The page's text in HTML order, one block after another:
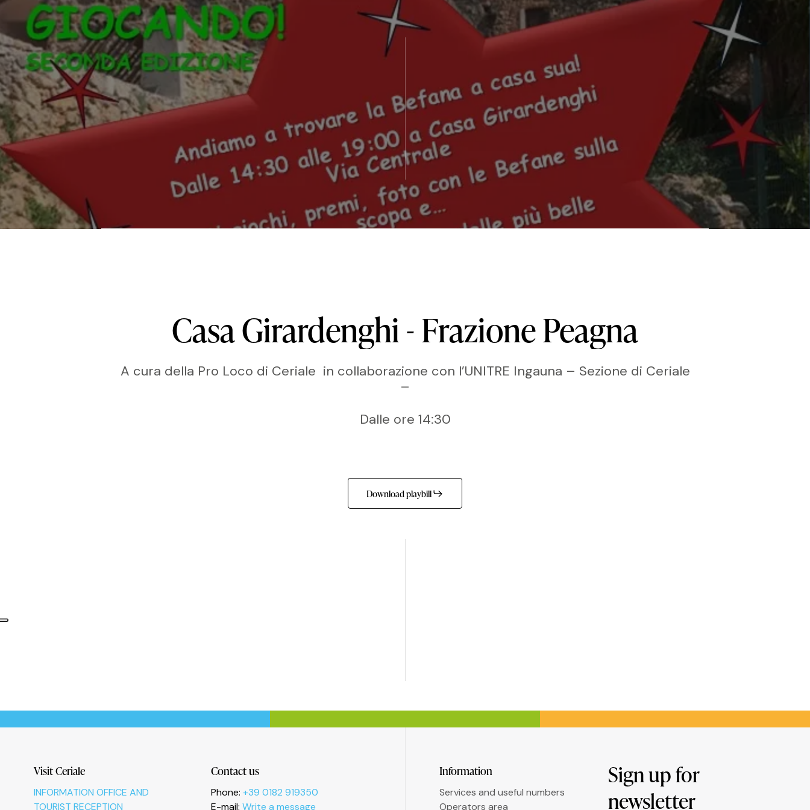
CasaGirardenghi-FrazionePeagna
A cura della Pro Loco di Ceriale in collaborazione con l’UNITRE Ingauna – Sezione di Ceriale
–
Dalle ore 14:30
Download playbill
Visit Ceriale
INFORMATION OFFICE AND
TOURIST RECEPTION
Contact us
Phone: +39 0182 919350
E-mail: Write a message
Information
Services and useful numbers
Operators area
Sign up for
newsletter
Informativa sulla raccolta